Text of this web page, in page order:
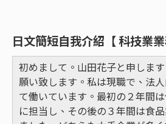
日文簡短自我介紹【 科技業業
初めまして。山田花子と申しま
願い致します。私は現職で、法
て働いています。最初の２年間
に担当し、その後の３年間は食